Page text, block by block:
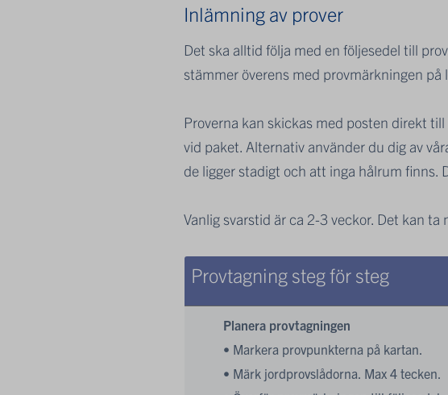
Inlämning av prover
Det ska alltid följa med en följesedel till
stämmer överens med provmärkningen på
Proverna kan skickas med posten direkt
vid paket. Alternativ använder du dig av
de ligger stadigt och att inga hålrum finns.
Vanlig svarstid är ca 2-3 veckor. Det kan
Provtagning steg för steg
Planera provtagningen
• Markera provpunkterna på kartan.
• Märk jordprovslådorna. Max 4 tecken.